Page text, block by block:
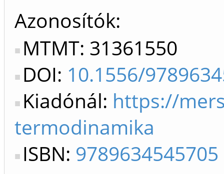
Azonosítók
MTMT: 31361550
DOI: 10.1556/
Kiadónál: https://
termodinamika
ISBN: 9789634545705